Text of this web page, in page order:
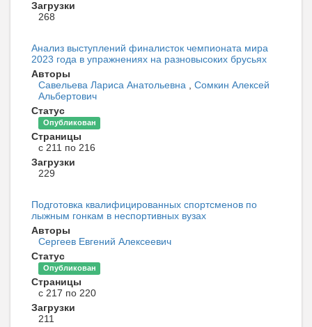
Загрузки
268
Анализ выступлений финалисток чемпионата мира
2023 года в упражнениях на разновысоких брусьях
Авторы
Савельева Лариса Анатольевна , Сомкин Алексей
Альбертович
Статус
Опубликован
Страницы
с 211 по 216
Загрузки
229
Подготовка квалифицированных спортсменов по
лыжным гонкам в неспортивных вузах
Авторы
Сергеев Евгений Алексеевич
Статус
Опубликован
Страницы
с 217 по 220
Загрузки
211